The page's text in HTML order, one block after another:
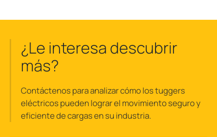
¿Le interesa descubrir
más?
Contáctenos para analizar cómo los tuggers
eléctricos pueden lograr el movimiento seguro y
eficiente de cargas en su industria.